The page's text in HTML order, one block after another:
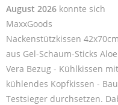
August 2026 konnte sich
MaxxGoods
Nackenstützkissen 42x70cm
aus Gel-Schaum-Sticks Aloe
Vera Bezug - Kühlkissen
kühlendes Kopfkissen -
Testsieger durchsetzen.